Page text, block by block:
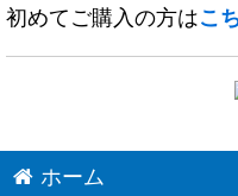
初めてご購入の方はこ
ホーム